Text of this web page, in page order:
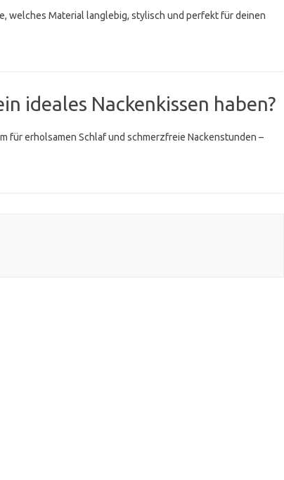
welches Material langlebig, stylisch und perfekt für deinen
ideales Nackenkissen haben?
für erholsamen Schlaf und schmerzfreie Nackenstunden –